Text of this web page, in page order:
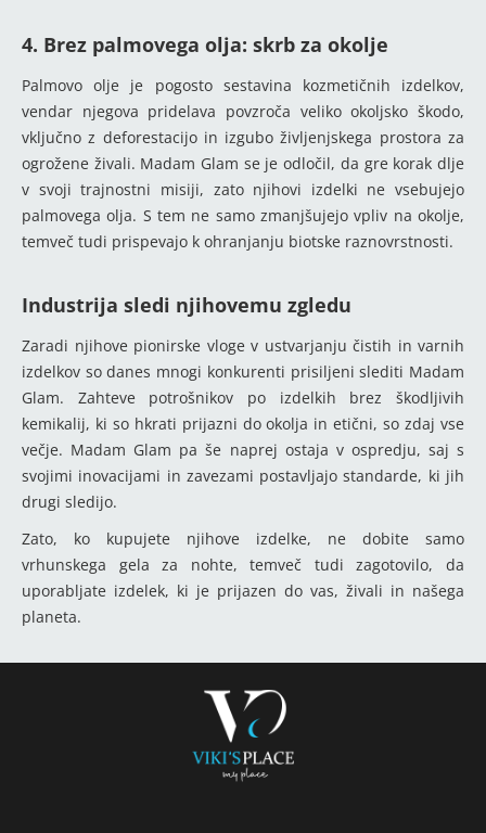
4. Brez palmovega olja: skrb za okolje
Palmovo olje je pogosto sestavina kozmetičnih izdelkov,
vendar njegova pridelava povzroča veliko okoljsko škodo,
vključno z deforestacijo in izgubo življenjskega prostora za
ogrožene živali. Madam Glam se je odločil, da gre korak dlje
v svoji trajnostni misiji, zato njihovi izdelki ne vsebujejo
palmovega olja. S tem ne samo zmanjšujejo vpliv na okolje,
temveč tudi prispevajo k ohranjanju biotske raznovrstnosti.
Industrija sledi njihovemu zgledu
Zaradi njihove pionirske vloge v ustvarjanju čistih in varnih
izdelkov so danes mnogi konkurenti prisiljeni slediti Madam
Glam. Zahteve potrošnikov po izdelkih brez škodljivih
kemikalij, ki so hkrati prijazni do okolja in etični, so zdaj vse
večje. Madam Glam pa še naprej ostaja v ospredju, saj s
svojimi inovacijami in zavezami postavljajo standarde, ki jih
drugi sledijo.
Zato, ko kupujete njihove izdelke, ne dobite samo
vrhunskega gela za nohte, temveč tudi zagotovilo, da
uporabljate izdelek, ki je prijazen do vas, živali in našega
planeta.